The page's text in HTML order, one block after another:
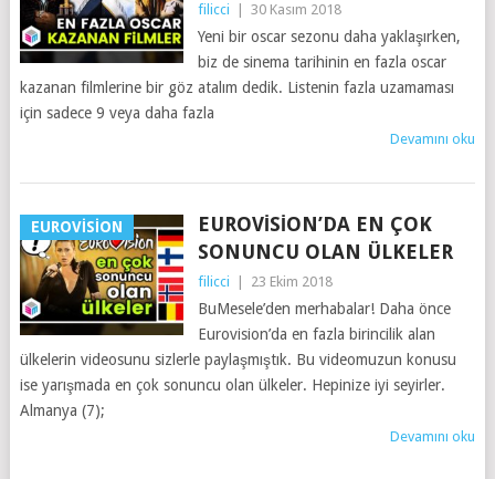
filicci 30 Kasım 2018
Yeni bir oscar sezonu daha yaklaşırken,
biz de sinema tarihinin en fazla oscar
kazanan filmlerine bir göz atalım dedik. Listenin fazla uzamaması
için sadece 9 veya daha fazla
Devamını oku
EUROVISION
EUROVISION’DA EN ÇOK
SONUNCU OLAN ÜLKELER
filicci 23 Ekim 2018
BuMesele’den merhabalar! Daha önce
Eurovision’da en fazla birincilik alan
ülkelerin videosunu sizlerle paylaşmıştık. Bu videomuzun konusu
ise yarışmada en çok sonuncu olan ülkeler. Hepinize iyi seyirler.
Almanya (7);
Devamını oku